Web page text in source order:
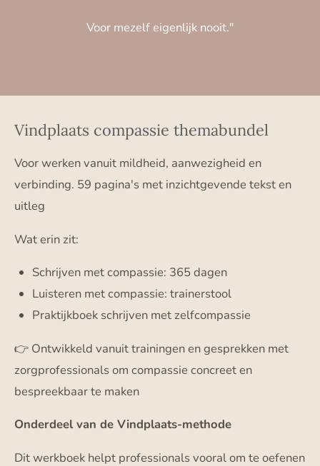
Voor mezelf eigenlijk nooit."
Vindplaats compassie themabundel
Voor werken vanuit mildheid, aanwezigheid en
verbinding. 59 pagina's met inzichtgevende tekst en
uitleg
Wat erin zit:
Schrijven met compassie: 365 dagen
Luisteren met compassie: trainerstool
Praktijkboek schrijven met zelfcompassie
👉 Ontwikkeld vanuit trainingen en gesprekken met
zorgprofessionals om compassie concreet en
bespreekbaar te maken
Onderdeel van de Vindplaats-methode
Dit werkboek helpt professionals vooral om te oefenen